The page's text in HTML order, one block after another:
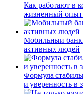
Как работают в
жизненный опыт
Мобильный
активных людей
Формула
и уверенность в